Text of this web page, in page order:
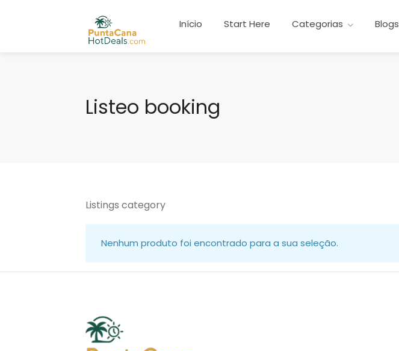
Início Start Here Categorias Blogs
Listeo booking
Listings category
Nenhum produto foi encontrado para a sua seleção.